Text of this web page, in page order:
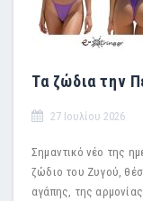
Τα ζώδια την
27 Ιουλίου 2026
Σημαντικό νέο της
ζώδιο του Ζυγού,
αγάπης, της